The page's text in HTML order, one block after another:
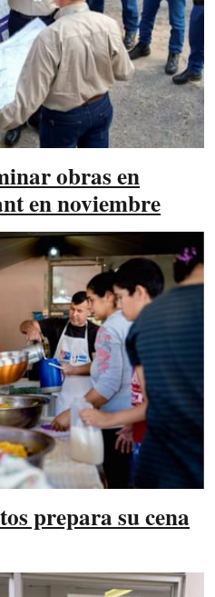
obras en
en noviembre
prepara su cena